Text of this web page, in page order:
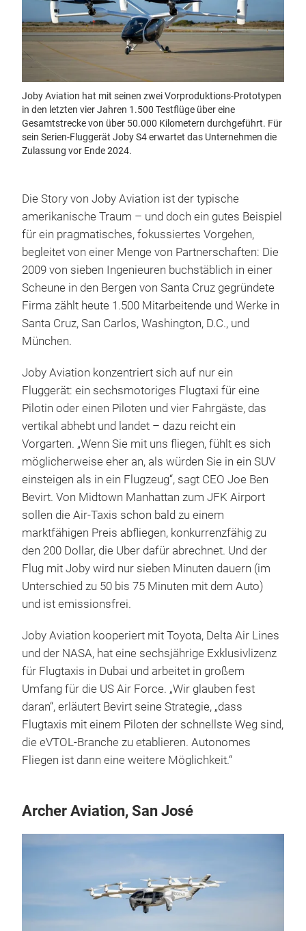
Joby Aviation hat mit seinen zwei Vorproduktions-Prototypen
in den letzten vier Jahren 1.500 Testflüge über eine
Gesamtstrecke von über 50.000 Kilometern durchgeführt. Für
sein Serien-Fluggerät Joby S4 erwartet das Unternehmen die
Zulassung vor Ende 2024.
Die Story von Joby Aviation ist der typische
amerikanische Traum – und doch ein gutes Beispiel
für ein pragmatisches, fokussiertes Vorgehen,
begleitet von einer Menge von Partnerschaften: Die
2009 von sieben Ingenieuren buchstäblich in einer
Scheune in den Bergen von Santa Cruz gegründete
Firma zählt heute 1.500 Mitarbeitende und Werke in
Santa Cruz, San Carlos, Washington, D.C., und
München.
Joby Aviation konzentriert sich auf nur ein
Fluggerät: ein sechsmotoriges Flugtaxi für eine
Pilotin oder einen Piloten und vier Fahrgäste, das
vertikal abhebt und landet – dazu reicht ein
Vorgarten. „Wenn Sie mit uns fliegen, fühlt es sich
möglicherweise eher an, als würden Sie in ein SUV
einsteigen als in ein Flugzeug“, sagt CEO Joe Ben
Bevirt. Von Midtown Manhattan zum JFK Airport
sollen die Air-Taxis schon bald zu einem
marktfähigen Preis abfliegen, konkurrenzfähig zu
den 200 Dollar, die Uber dafür abrechnet. Und der
Flug mit Joby wird nur sieben Minuten dauern (im
Unterschied zu 50 bis 75 Minuten mit dem Auto)
und ist emissionsfrei.
Joby Aviation kooperiert mit Toyota, Delta Air Lines
und der NASA, hat eine sechsjährige Exklusivlizenz
für Flugtaxis in Dubai und arbeitet in großem
Umfang für die US Air Force. „Wir glauben fest
daran“, erläutert Bevirt seine Strategie, „dass
Flugtaxis mit einem Piloten der schnellste Weg sind,
die eVTOL-Branche zu etablieren. Autonomes
Fliegen ist dann eine weitere Möglichkeit.“
Archer Aviation, San José